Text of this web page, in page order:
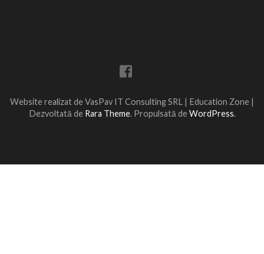
Website realizat de VasPav IT Consulting SRL | Education Zone |
Dezvoltată de Rara Theme. Propulsată deWordPress.